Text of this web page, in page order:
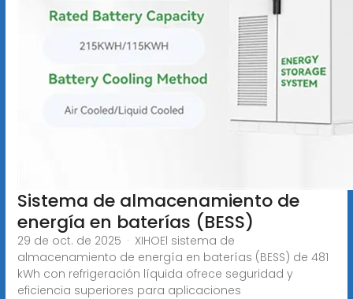
Sistema de almacenamiento de
energía en baterías (BESS)
29 de oct. de 2025 · XIHOEl sistema de
almacenamiento de energía en baterías (BESS) de 481
kWh con refrigeración líquida ofrece seguridad y
eficiencia superiores para aplicaciones